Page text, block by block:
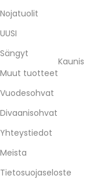
Nojatuolit
UUSI
Sängyt
Muut tuotteet
Kaunis
Vuodesohvat
Divaanisohvat
Yhteystiedot
Meista
Tietosuojaseloste